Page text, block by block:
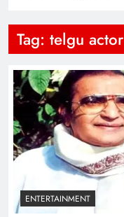
Tag: telgu actor
ENTERTAINMENT